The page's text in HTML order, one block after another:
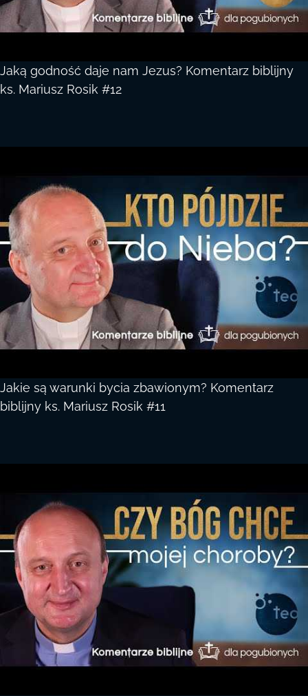
Jaką godność daje nam Jezus? Komentarz biblijny
ks. Mariusz Rosik #12
Jakie są warunki bycia zbawionym? Komentarz
biblijny ks. Mariusz Rosik #11